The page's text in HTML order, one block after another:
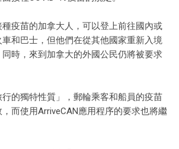
疫苗的加拿大人，可以登上前往國內或
和巴士，但他們在從其他國家重新入境
時，來到加拿大的外國公民仍將被要求
的獨特性質」，郵輪乘客和船員的疫苗
而使用ArriveCAN應用程序的要求也將繼